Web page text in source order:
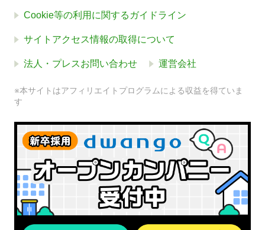
Cookie等の利用に関するガイドライン
サイトアクセス情報の取得について
法人・プレスお問い合わせ 運営会社
※本サイトはアフィリエイトプログラムによる収益を得ていま
す